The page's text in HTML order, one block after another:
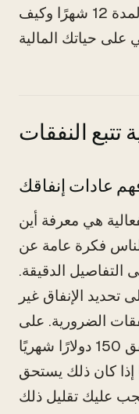
سنستعرض نتائج تتبع النفقات لمدة 12 شهرًا وكيف
تتبع النفقات
عادات إنفاقك
هي معرفة أين
فكرة عامة عن
التفاصيل الدقيقة.
تحديد الإنفاق غير
الضرورية. على
سبيل المثال، إذا أدركت أنك تنفق 150 دولارًا شهريًا
إذا كان ذلك يستحق